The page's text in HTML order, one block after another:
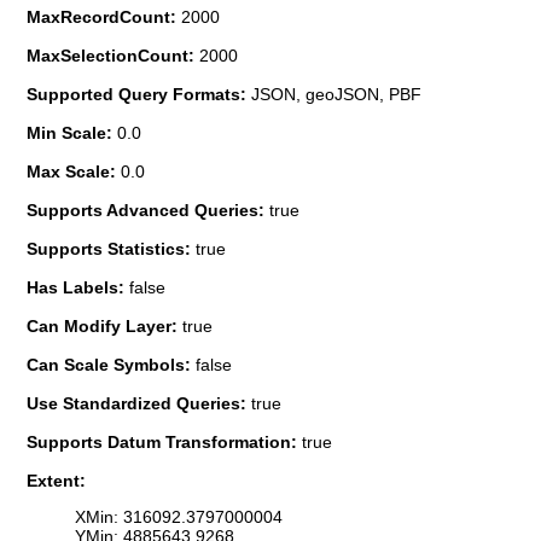
MaxRecordCount: 2000
MaxSelectionCount: 2000
Supported Query Formats: JSON, geoJSON, PBF
Min Scale: 0.0
Max Scale: 0.0
Supports Advanced Queries: true
Supports Statistics: true
Has Labels: false
Can Modify Layer: true
Can Scale Symbols: false
Use Standardized Queries: true
Supports Datum Transformation: true
Extent:
XMin: 316092.3797000004
YMin: 4885643.9268